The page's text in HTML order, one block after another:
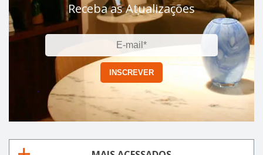
Receba as Atualizações